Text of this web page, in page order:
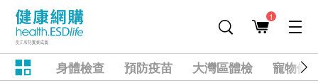
1
身體檢查 預防疫苗 大灣區體檢 寵物健